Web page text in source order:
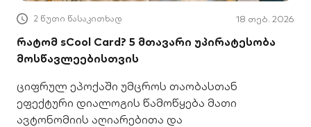
2 წუთი წასაკითხად 18 თებ. 2026
რატომ sCool Card? 5 მთავარი უპირატესობა
მოსწავლეებისთვის
ციფრულ ეპოქაში უმცროს თაობასთან
ეფექტური დიალოგის წამოწყება მათი
ავტონომიის აღიარებითა და